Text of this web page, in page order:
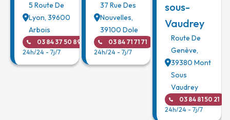
5 Route De
Lyon, 39600
Arbois
03 84 37 50 89
24h/24 - 7j/7
37 Rue Des
Nouvelles,
39100 Dole
03 84 71 71 71
24h/24 - 7j/7
sous-
Vaudrey
Route De
Genève,
39380 Mont
Sous
Vaudrey
03 84 81 50 21
24h/24 - 7j/7